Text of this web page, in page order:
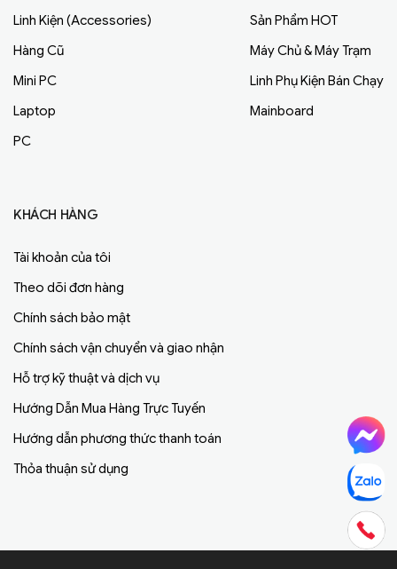
Linh Kiện (Accessories)
Hàng Cũ
Mini PC
Laptop
PC
Sản Phẩm HOT
Máy Chủ & Máy Trạm
Linh Phụ Kiện Bán Chạy
Mainboard
KHÁCH HÀNG
Tài khoản của tôi
Theo dõi đơn hàng
Chính sách bảo mật
Chính sách vận chuyển và giao nhận
Hỗ trợ kỹ thuật và dịch vụ
Hướng Dẫn Mua Hàng Trực Tuyến
Hướng dẫn phương thức thanh toán
Thỏa thuận sử dụng